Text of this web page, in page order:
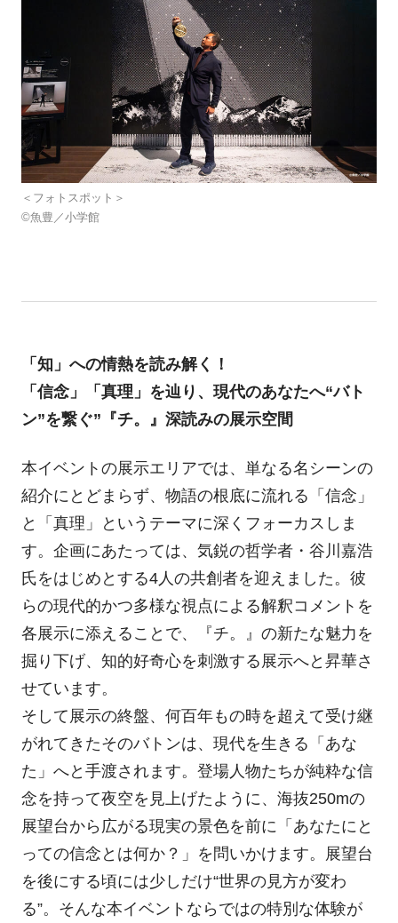
＜フォトスポット＞
©魚豊／小学館
「知」への情熱を読み解く！
「信念」「真理」を辿り、現代のあなたへ“バト
ン”を繋ぐ”『チ。』深読みの展示空間
本イベントの展示エリアでは、単なる名シーンの
紹介にとどまらず、物語の根底に流れる「信念」
と「真理」というテーマに深くフォーカスしま
す。企画にあたっては、気鋭の哲学者・谷川嘉浩
氏をはじめとする4人の共創者を迎えました。彼
らの現代的かつ多様な視点による解釈コメントを
各展示に添えることで、『チ。』の新たな魅力を
掘り下げ、知的好奇心を刺激する展示へと昇華さ
せています。
そして展示の終盤、何百年もの時を超えて受け継
がれてきたそのバトンは、現代を生きる「あな
た」へと手渡されます。登場人物たちが純粋な信
念を持って夜空を見上げたように、海抜250mの
展望台から広がる現実の景色を前に「あなたにと
っての信念とは何か？」を問いかけます。展望台
を後にする頃には少しだけ“世界の見方が変わ
る”。そんな本イベントならではの特別な体験が